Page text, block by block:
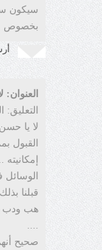
سيكون
بخصوص
التعليق:
لا يا
القبول
الوسائل
قبلنا
هب ودب
....
صحيح